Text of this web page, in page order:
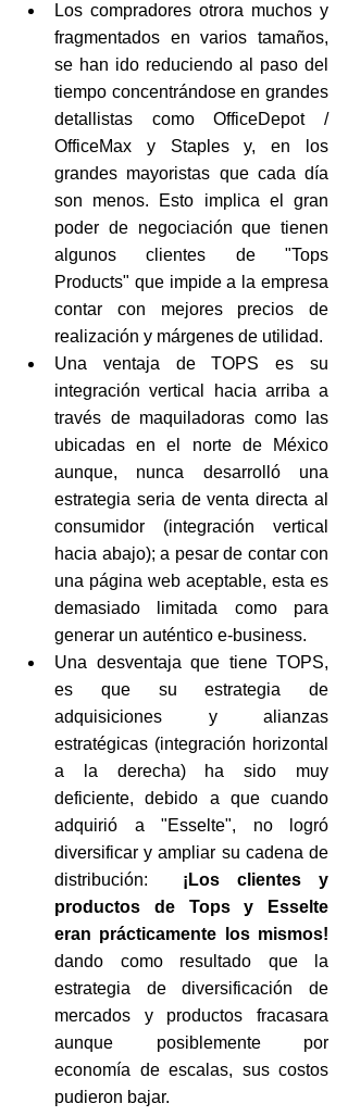
Los compradores otrora muchos y
fragmentados en varios tamaños,
se han ido reduciendo al paso del
tiempo concentrándose en grandes
detallistas como OfficeDepot /
OfficeMax y Staples y, en los
grandes mayoristas que cada día
son menos. Esto implica el gran
poder de negociación que tienen
algunos clientes de "Tops
Products" que impide a la empresa
contar con mejores precios de
realización y márgenes de utilidad.
Una ventaja de TOPS es su
integración vertical hacia arriba a
través de maquiladoras como las
ubicadas en el norte de México
aunque, nunca desarrolló una
estrategia seria de venta directa al
consumidor (integración vertical
hacia abajo); a pesar de contar con
una página web aceptable, esta es
demasiado limitada como para
generar un auténtico e-business.
Una desventaja que tiene TOPS,
es que su estrategia de
adquisiciones y alianzas
estratégicas (integración horizontal
a la derecha) ha sido muy
deficiente, debido a que cuando
adquirió a "Esselte", no logró
diversificar y ampliar su cadena de
distribución: ¡Los clientes y
productos de Tops y Esselte
eran prácticamente los mismos!
dando como resultado que la
estrategia de diversificación de
mercados y productos fracasara
aunque posiblemente por
economía de escalas, sus costos
pudieron bajar.